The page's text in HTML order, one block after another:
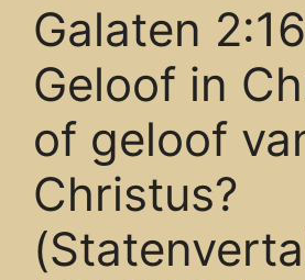
Galaten
Geloof in
of geloof
Christus?